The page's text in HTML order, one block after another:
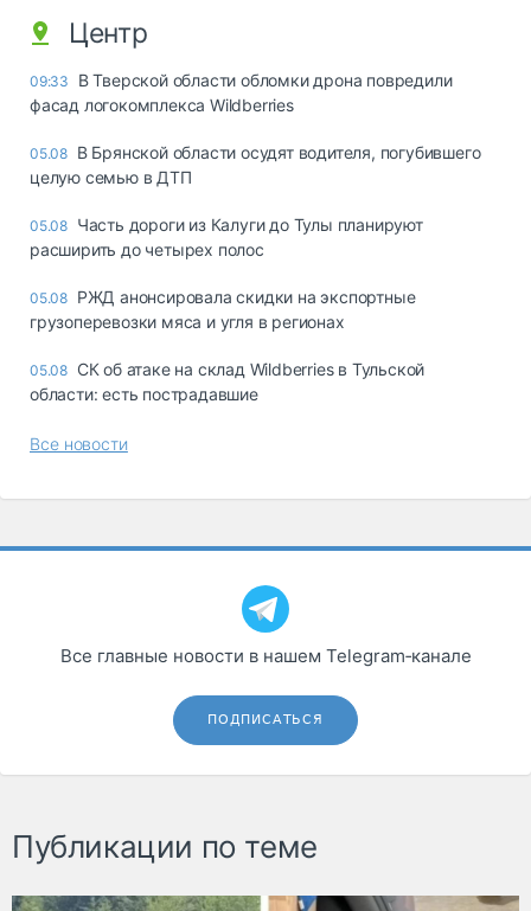
Центр
09:33
В Тверской области обломки дрона повредили
фасад логокомплекса Wildberries
05.08 В Брянской области осудят водителя, погубившего
целую семью в ДТП
05.08 Часть дороги из Калуги до Тулы планируют
расширить до четырех полос
05.08 РЖД анонсировала скидки на экспортные
грузоперевозки мяса и угля в регионах
05.08 СК об атаке на склад Wildberries в Тульской
области: есть пострадавшие
Все новости
Все главные новости в нашем Telegram‑канале
ПОДПИСАТЬСЯ
Публикации по теме